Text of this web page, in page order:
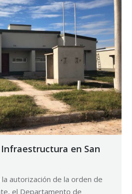
Infraestructura en San
autorización de la orden de
el Departamento de